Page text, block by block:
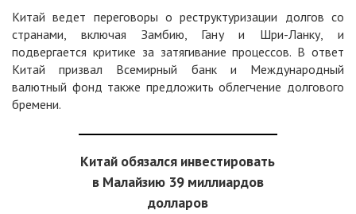
Китай ведет переговоры о реструктуризации долгов со
странами, включая Замбию, Гану и Шри-Ланку, и
подвергается критике за затягивание процессов. В ответ
Китай призвал Всемирный банк и Международный
валютный фонд также предложить облегчение долгового
бремени.
Китай обязался инвестировать
в Малайзию 39 миллиардов
долларов